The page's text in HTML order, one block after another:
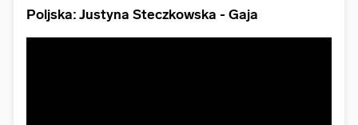
Poljska: Justyna Steczkowska - Gaja